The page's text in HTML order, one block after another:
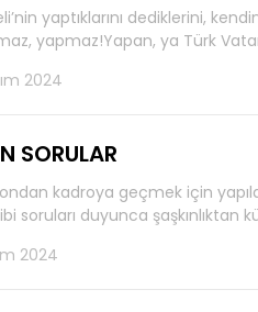
yaptıklarını dediklerini,
yapmaz!Yapan, ya Türk
2024
SORULAR
kadroya geçmek için
soruları duyunca şaşkınlıktan
2024